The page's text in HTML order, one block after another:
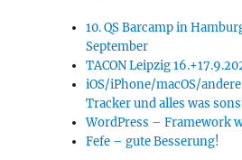
10. QS Barcamp in
September
TACON Leipzig
iOS/iPhone/macOS/
Tracker und alles was
WordPress – Framework
Fefe – gute Besserung!